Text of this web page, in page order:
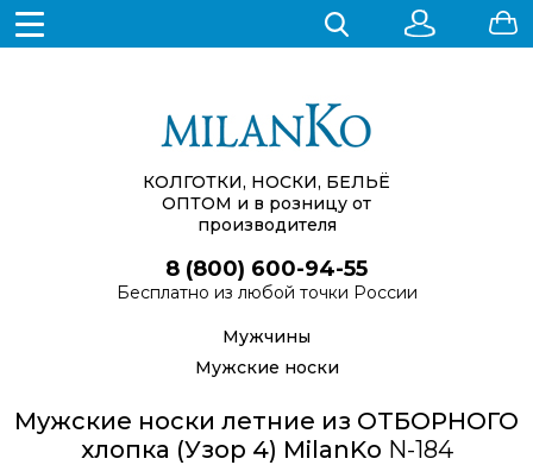
КОЛГОТКИ, НОСКИ, БЕЛЬЁ
ОПТОМ и в розницу от
производителя
8 (800) 600-94-55
Бесплатно из любой точки России
Мужчины
Мужские носки
Мужские носки летние из ОТБОРНОГО
хлопка (Узор 4) MilanKo N-184